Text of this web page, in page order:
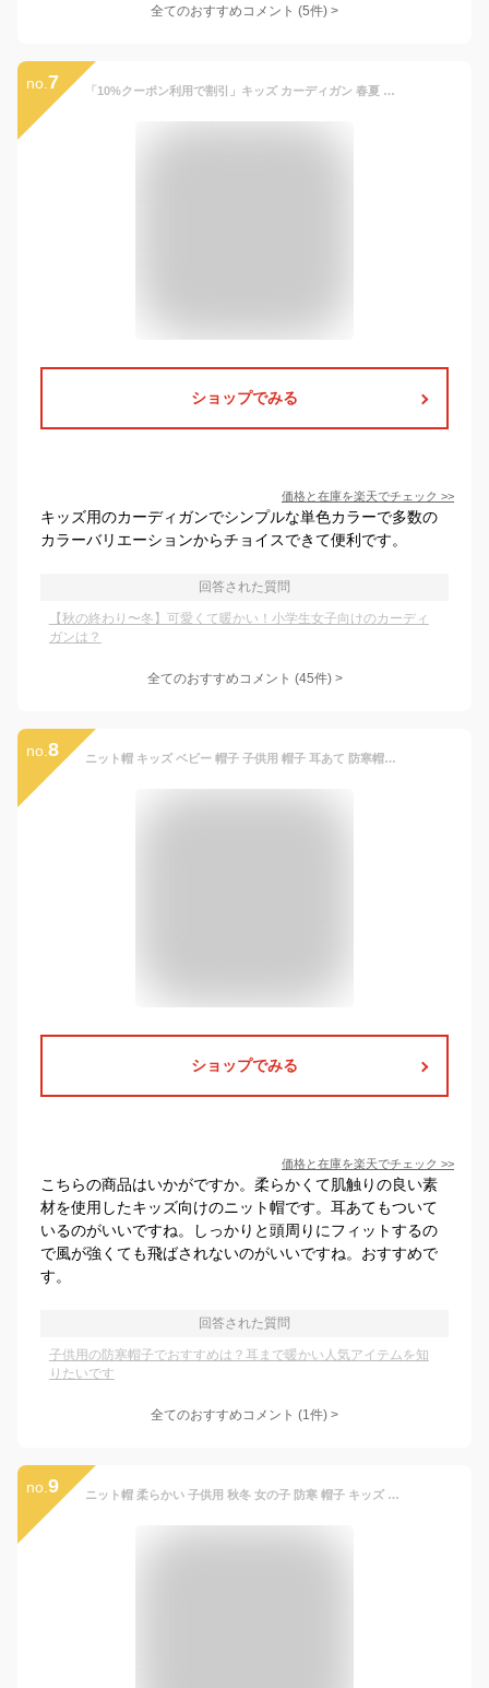
全てのおすすめコメント (5件) >
no. 7 「10%クーポン利用で割引」キッズ カーディガン 春夏 紫外線対策 uvカット カーディガン 子供 カーディガン 薄手 女の子 カーディガン 長袖 子供服 サマーカーディガン vネック UV ボレロ 女子 シンプル スクール カジュアル フォーマル 夏 ベーシック 冷房対策
ショップでみる
価格と在庫を楽天でチェック >>
キッズ用のカーディガンでシンプルな単色カラーで多数の
カラーバリエーションからチョイスできて便利です。
回答された質問
【秋の終わり〜冬】可愛くて暖かい！小学生女子向けのカーディ
ガンは？
全てのおすすめコメント (45件) >
no. 8 ニット帽 キッズ ベビー 帽子 子供用 帽子 耳あて 防寒帽子 秋冬 ベビー 防寒 ボア ポンポン 男の子 女の子 冬用ハット 男女兼用 ベビーニット帽 赤ちゃん 女の子 男の子 耳保護付き 無地 柔らかい 暖かい かわいい 防風 防寒 保温 メール便 送料無料
ショップでみる
価格と在庫を楽天でチェック >>
こちらの商品はいかがですか。柔らかくて肌触りの良い素
材を使用したキッズ向けのニット帽です。耳あてもついて
いるのがいいですね。しっかりと頭周りにフィットするの
で風が強くても飛ばされないのがいいですね。おすすめで
す。
回答された質問
子供用の防寒帽子でおすすめは？耳まで暖かい人気アイテムを知
りたいです
全てのおすすめコメント (1件) >
no. 9 ニット帽 柔らかい 子供用 秋冬 女の子 防寒 帽子 キッズ ポンポン 男の子 暖かい 男女兼用 耳保護 無地 裏ボア 送料無料 可愛い 防風 保温 通園 通学 アウトドア 耳あて